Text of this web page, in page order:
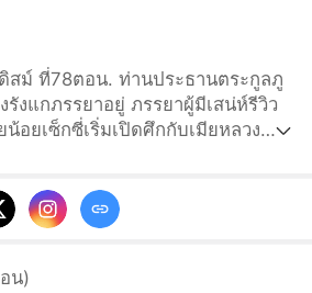
สม์ ที่78ตอน. ท่านประธานตระกูลภู
งแกภรรยาอยู่ ภรรยาผู้มีเสน่ห์รีวิว
น้อยเซ็กซี่เริ่มเปิดศึกกับเมียหลวง
น)